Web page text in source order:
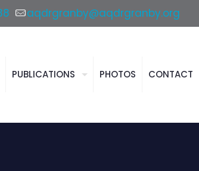
aqdrgranby@aqdrgranby.org
PUBLICATIONS PHOTOS CONTACT